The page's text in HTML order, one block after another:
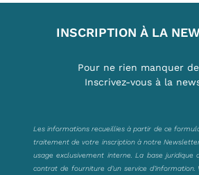
INSCRIPTION À LA
Pour ne rien manquer de
Inscrivez-vous à la
Les informations recueillies à partir de ce
traitement de votre inscription à notre
usage exclusivement interne. La base
contrat de fourniture d’un service